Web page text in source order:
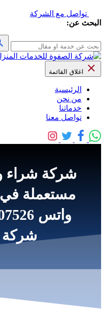
تواصل مع الشركة
البحث عن:
اغلاق القائمة
الرئيسية
من نحن
خدماتنا
تواصل معنا
شركة شراء
مستعملة في
شركة